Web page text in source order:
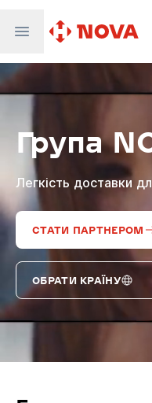
Nova Global
Nova Digital
Supernova Airlines
Група
Легкість доставки
СТАТИ ПАРТНЕРОМ
ОБРАТИ КРАЇНУ